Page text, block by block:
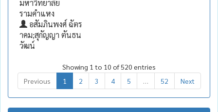
มหาวิทยาลัย
รามคำแหง
อสัมภินพงศ์ ฉัตร
าคม;สุกัญญา ตันธน
วัฒน์
Showing 1 to 10 of 520 entries
Previous
1 2 3 4 5 52 Next